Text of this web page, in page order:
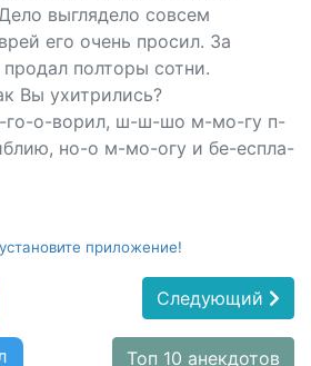
выглядело совсем
его очень просил. За
полторы сотни.
Вы ухитрились?
го-о-ворил, ш-ш-шо м-мо-гу п-
но-о м-мо-огу и бе-еспла-
приложение!
Следующий
Топ 10 анекдотов